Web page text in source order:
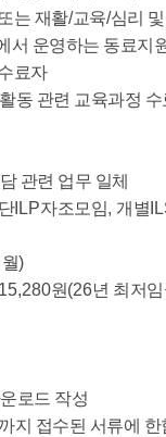
는 재활/교육/심리
서 운영하는 동료지
료자
동 관련 교육과정 수
관련 업무 일체
ILP자조모임, 개별
)
원(26년 최저
로드 작성
지 접수된 서류에 한